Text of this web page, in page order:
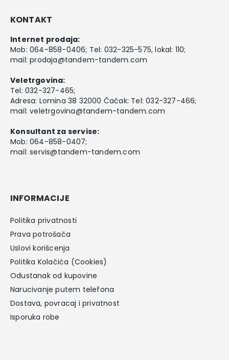
KONTAKT
Internet prodaja:
Mob: 064-858-0406; Tel: 032-325-575, lokal: 110;
mail:prodaja@tandem-tandem.com
Veletrgovina:
Tel: 032-327-465;
Adresa: Lomina 38 32000 Čačak: Tel: 032-327-466;
mail:veletrgovina@tandem-tandem.com
Konsultant za servise:
Mob: 064-858-0407;
mail:servis@tandem-tandem.com
INFORMACIJE
Politika privatnosti
Prava potrošača
Uslovi korišcenja
Politika Kolačića (Cookies)
Odustanak od kupovine
Narucivanje putem telefona
Dostava, povracaj i privatnost
Isporuka robe